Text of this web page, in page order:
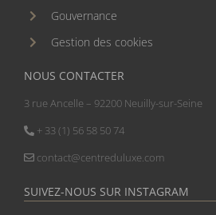
Gouvernance
Gestion des cookies
NOUS CONTACTER
3 rue Ancelle – 92200 Neuilly-sur-Seine
+ 33 (1) 56 58 50 74
contact@centreduluxe.com
SUIVEZ-NOUS SUR INSTAGRAM